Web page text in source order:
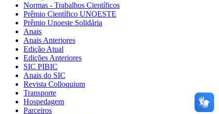
Normas - Trabalhos Científicos
Prêmio Científico UNOESTE
Prêmio Unoeste Solidária
Anais
Anais Anteriores
Edição Atual
Edições Anteriores
SIC PIBIC
Anais do SIC
Revista Colloquium
Transporte
Hospedagem
Parceiros